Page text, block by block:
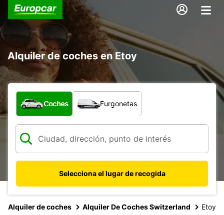
Alquiler de coches en Etoy
¿Qué tipo de vehículo?
Coches Furgonetas
Selecciona el lugar de recogida
Alquiler de coches Alquiler De Coches Switzerland Etoy